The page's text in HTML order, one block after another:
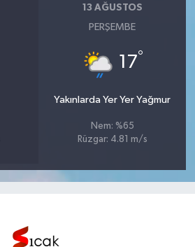
13 AĞUSTOS
PERŞEMBE
17°
Yakınlarda Yer Yer Yağmur
Nem: %65
Rüzgar: 4.81 m/s